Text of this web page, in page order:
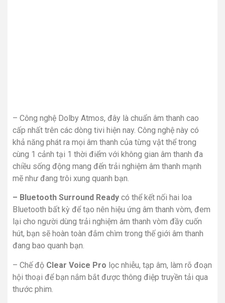
– Công nghệ Dolby Atmos, đây là chuẩn âm thanh cao
cấp nhất trên các dòng tivi hiện nay. Công nghệ này có
khả năng phát ra mọi âm thanh của từng vật thể trong
cùng 1 cảnh tại 1 thời điểm với không gian âm thanh đa
chiều sống động mang đến trải nghiệm âm thanh mạnh
mẽ như đang trôi xung quanh bạn.
– Bluetooth Surround Ready có thể kết nối hai loa
Bluetooth bất kỳ để tạo nên hiệu ứng âm thanh vòm, đem
lại cho người dùng trải nghiệm âm thanh vòm đầy cuốn
hút, bạn sẽ hoàn toàn đắm chìm trong thế giới âm thanh
đang bao quanh bạn.
– Chế độ Clear Voice Pro lọc nhiễu, tạp âm, làm rõ đoạn
hội thoại để bạn nắm bắt được thông điệp truyền tải qua
thước phim.